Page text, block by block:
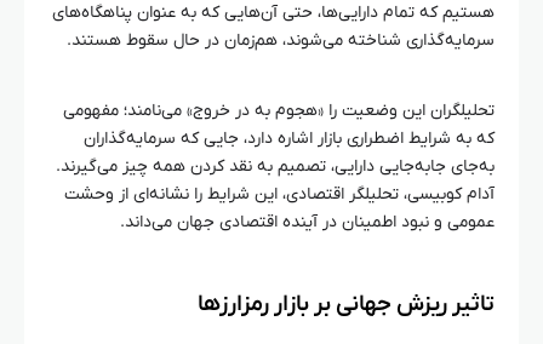
هستیم که تمام دارایی‌ها، حتی آن‌هایی که به عنوان پناهگاه‌های
سرمایه‌گذاری شناخته می‌شوند، هم‌زمان در حال سقوط هستند.
تحلیلگران این وضعیت را «هجوم به در خروج» می‌نامند؛ مفهومی
که به شرایط اضطراری بازار اشاره دارد، جایی که سرمایه‌گذاران
به‌جای جابه‌جایی دارایی، تصمیم به نقد کردن همه چیز می‌گیرند.
آدام کوبیسی، تحلیلگر اقتصادی، این شرایط را نشانه‌ای از وحشت
عمومی و نبود اطمینان در آینده اقتصادی جهان می‌داند.
تاثیر ریزش جهانی بر بازار رمزارزها